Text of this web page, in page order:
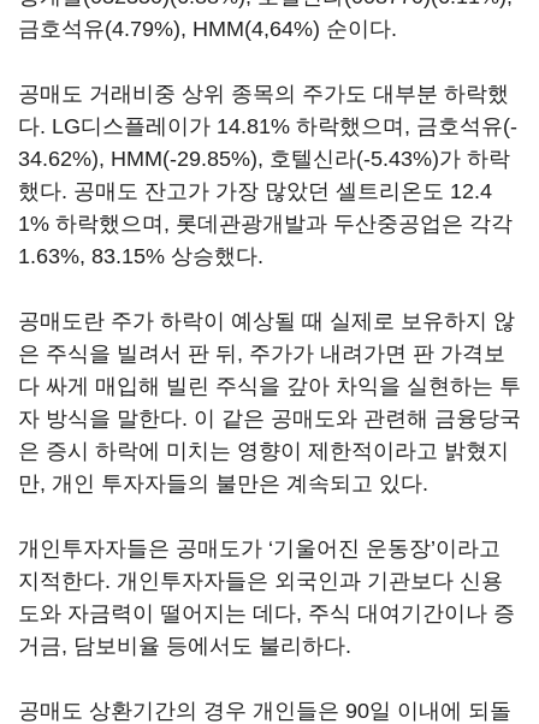
금호석유(4.79%), HMM(4,64%) 순이다.
공매도 거래비중 상위 종목의 주가도 대부분 하락했
다. LG디스플레이가 14.81% 하락했으며, 금호석유(-
34.62%), HMM(-29.85%), 호텔신라(-5.43%)가 하락
했다. 공매도 잔고가 가장 많았던 셀트리온도 12.4
1% 하락했으며, 롯데관광개발과 두산중공업은 각각
1.63%, 83.15% 상승했다.
공매도란 주가 하락이 예상될 때 실제로 보유하지 않
은 주식을 빌려서 판 뒤, 주가가 내려가면 판 가격보
다 싸게 매입해 빌린 주식을 갚아 차익을 실현하는 투
자 방식을 말한다. 이 같은 공매도와 관련해 금융당국
은 증시 하락에 미치는 영향이 제한적이라고 밝혔지
만, 개인 투자자들의 불만은 계속되고 있다.
개인투자자들은 공매도가 ‘기울어진 운동장’이라고
지적한다. 개인투자자들은 외국인과 기관보다 신용
도와 자금력이 떨어지는 데다, 주식 대여기간이나 증
거금, 담보비율 등에서도 불리하다.
공매도 상환기간의 경우 개인들은 90일 이내에 되돌